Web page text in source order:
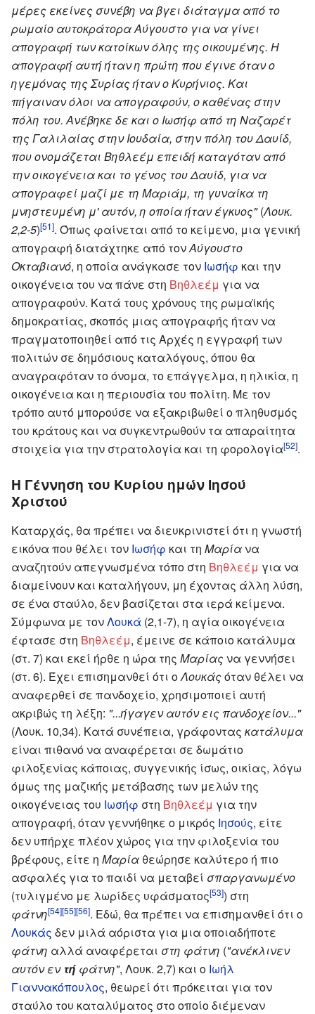
μέρες εκείνες συνέβη να βγει διάταγμα από το
ρωμαίο αυτοκράτορα Αύγουστο για να γίνει
απογραφή των κατοίκων όλης της οικουμένης. Η
απογραφή αυτή ήταν η πρώτη που έγινε όταν ο
ηγεμόνας της Συρίας ήταν ο Κυρήνιος. Και
πήγαιναν όλοι να απογραφούν, ο καθένας στην
πόλη του. Ανέβηκε δε και ο Ιωσήφ από τη Ναζαρέτ
της Γαλιλαίας στην Ιουδαία, στην πόλη του Δαυίδ,
που ονομάζεται Βηθλεέμ επειδή καταγόταν από
την οικογένεια και το γένος του Δαυίδ, για να
απογραφεί μαζί με τη Μαριάμ, τη γυναίκα τη
μνηστευμένη μ' αυτόν, η οποία ήταν έγκυος"(Λουκ.
2,2-5)[51]. Όπως φαίνεται από το κείμενο, μια γενική
απογραφή διατάχτηκε από τονΑύγουστο
Οκταβιανό, η οποία ανάγκασε τον Ιωσήφ και την
οικογένεια του να πάνε στη Βηθλεέμ για να
απογραφούν. Κατά τους χρόνους της ρωμαϊκής
δημοκρατίας, σκοπός μιας απογραφής ήταν να
πραγματοποιηθεί από τις Αρχές η εγγραφή των
πολιτών σε δημόσιους καταλόγους, όπου θα
αναγραφόταν το όνομα, το επάγγελμα, η ηλικία, η
οικογένεια και η περιουσία του πολίτη. Με τον
τρόπο αυτό μπορούσε να εξακριβωθεί ο πληθυσμός
του κράτους και να συγκεντρωθούν τα απαραίτητα
στοιχεία για την στρατολογία και τη φορολογία[52].
Η Γέννηση του Κυρίου ημών Ιησού
Χριστού
Καταρχάς, θα πρέπει να διευκρινιστεί ότι η γνωστή
εικόνα που θέλει τον Ιωσήφ και τη Μαρίανα
αναζητούν απεγνωσμένα τόπο στη Βηθλεέμ για να
διαμείνουν και καταλήγουν, μη έχοντας άλλη λύση,
σε ένα σταύλο, δεν βασίζεται στα ιερά κείμενα.
Σύμφωνα με τονΛουκά (2,1-7), η αγία οικογένεια
έφτασε στη Βηθλεέμ, έμεινε σε κάποιο κατάλυμα
(στ. 7) και εκεί ήρθε η ώρα της Μαρίαςνα γεννήσει
(στ. 6). Έχει επισημανθεί ότι οΛουκάςόταν θέλει να
αναφερθεί σε πανδοχείο, χρησιμοποιεί αυτή
ακριβώς τη λέξη: "...ήγαγεν αυτόν εις πανδοχείον..."
(Λουκ. 10,34). Κατά συνέπεια, γράφοντας κατάλυμα
είναι πιθανό να αναφέρεται σε δωμάτιο
φιλοξενίας κάποιας, συγγενικής ίσως, οικίας, λόγω
όμως της μαζικής μετάβασης των μελών της
οικογένειας του Ιωσήφ στη Βηθλεέμ για την
απογραφή, όταν γεννήθηκε ο μικρός Ιησούς, είτε
δεν υπήρχε πλέον χώρος για την φιλοξενία του
βρέφους, είτε η Μαρία θεώρησε καλύτερο ή πιο
ασφαλές για το παιδί να μεταβεί σπαργανωμένο
(τυλιγμένο με λωρίδες υφάσματος[53]) στη
φάτνη[54][55][56]. Εδώ, θα πρέπει να επισημανθεί ότι ο
Λουκάς δεν μιλά αόριστα για μια οποιαδήποτε
φάτνη αλλά αναφέρεται στη φάτνη ("ανέκλινεν
αυτόν εν τή φάτνη", Λουκ. 2,7) και ο Ιωήλ
Γιαννακόπουλος, θεωρεί ότι πρόκειται για τον
σταύλο του καταλύματος στο οποίο διέμεναν